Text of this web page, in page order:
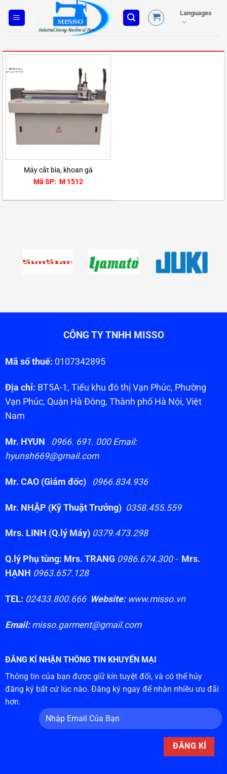
Languages
Máy cắt bìa, khoan gá
Mã SP: M 1512
CÔNG TY TNHH MISSO
Mã số thuế: 0107342895
Địa chỉ: BT5A-1, Tiểu khu đô thị Vạn Phúc, Phường
Vạn Phúc, Quận Hà Đông, Thành phố Hà Nội, Việt
Nam
Mr. HYUN
0966. 691. 000 Email:
hyunsh669@gmail.com
Mr. CAO (Giám đốc) 0966.834.936
Mr. NHẬP (Kỹ Thuật Trưởng) 0358.455.559
Mrs. LINH (Q.lý Máy) 0379.473.298
Q.lý Phụ tùng: Mrs. TRANG 0986.674.300 - Mrs.
HẠNH 0963.657.128
TEL: 02433.800.666 Website:www.misso.vn
Email:misso.garment@gmail.com
ĐĂNG KÍ NHẬN THÔNG TIN KHUYẾN MẠI
Thông tin của bạn được giữ kín tuyệt đối, và có thể hủy
đăng ký bất cứ lúc nào. Đăng ký ngay để nhận nhiều ưu đãi
hơn.